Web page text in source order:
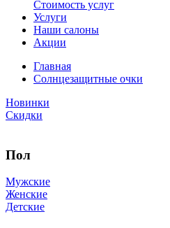
Стоимость услуг
Услуги
Наши салоны
Акции
Главная
Солнцезащитные очки
Новинки
Скидки
Пол
Мужские
Женские
Детские